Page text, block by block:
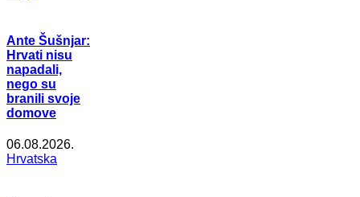
Ante Šušnjar:
Hrvati nisu
napadali,
nego su
branili svoje
domove
06.08.2026.
Hrvatska